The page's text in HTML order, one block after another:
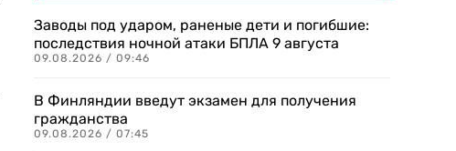
Заводы под ударом, раненые дети и погибшие:
последствия ночной атаки БПЛА 9 августа
09.08.2026 / 09:46
В Финляндии введут экзамен для получения
гражданства
09.08.2026 / 07:45